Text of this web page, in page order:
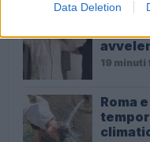
Data Deletion
19 minuti
Roma